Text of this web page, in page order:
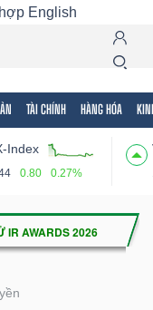
English
TÀI CHÍNH HÀNG HÓA
Index
0.80 0.27%
chứng khoán